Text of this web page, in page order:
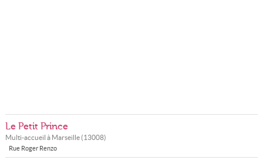
Le Petit Prince
Multi-accueil à Marseille(13008)
Rue Roger Renzo